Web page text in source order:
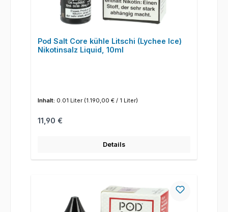
Pod Salt Core kühle Litschi (Lychee Ice)
Nikotinsalz Liquid, 10ml
Inhalt: 0.01 Liter (1.190,00 € / 1 Liter)
Regulärer Preis:
11,90 €
Details